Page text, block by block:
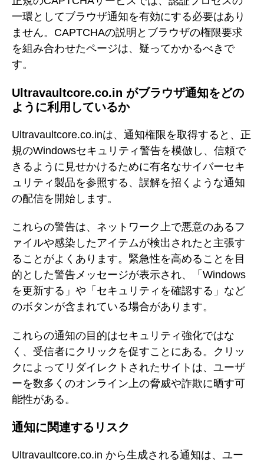
一環としてブラウザ通知を有効にする必要はあり
ません。CAPTCHAの説明とブラウザの権限要求
を組み合わせたページは、疑ってかかるべきで
す。
Ultravaultcore.co.in がブラウザ通知をどの
ように利用しているか
Ultravaultcore.co.inは、通知権限を取得すると、正
規のWindowsセキュリティ警告を模倣し、信頼で
きるように見せかけるために有名なサイバーセキ
ュリティ製品を参照する、誤解を招くような通知
の配信を開始します。
これらの警告は、ネットワーク上で悪意のあるフ
ァイルや感染したアイテムが検出されたと主張す
ることがよくあります。緊急性を高めることを目
的とした警告メッセージが表示され、「Windows
を更新する」や「セキュリティを確認する」など
のボタンが含まれている場合があります。
これらの通知の目的はセキュリティ強化ではな
く、受信者にクリックを促すことにある。クリッ
クによってリダイレクトされたサイトは、ユーザ
ーを数多くのオンライン上の脅威や詐欺に晒す可
能性がある。
通知に関連するリスク
Ultravaultcore.co.in から生成される通知は、ユー